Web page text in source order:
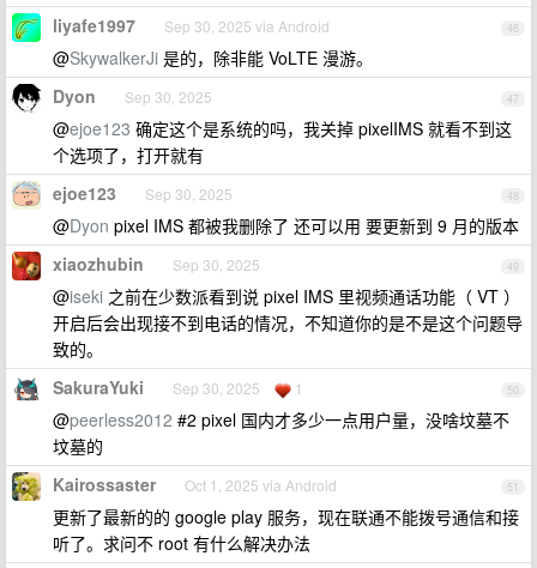
46
liyafe1997 Sep 30, 2025 via Android
@SkywalkerJi 是的，除非能 VoLTE 漫游。
47
Dyon Sep 30, 2025
@ejoe123 确定这个是系统的吗，我关掉 pixelIMS 就看不到这
个选项了，打开就有
48
ejoe123 Sep 30, 2025
@Dyon pixel IMS 都被我删除了 还可以用 要更新到 9 月的版本
49
xiaozhubin Sep 30, 2025
@iseki 之前在少数派看到说 pixel IMS 里视频通话功能（ VT ）
开启后会出现接不到电话的情况，不知道你的是不是这个问题导
致的。
50
SakuraYuki Sep 30, 2025 1
@peerless2012 #2 pixel 国内才多少一点用户量，没啥坟墓不
坟墓的
51
Kairossaster Oct 1, 2025 via Android
更新了最新的的 google play 服务，现在联通不能拨号通信和接
听了。求问不 root 有什么解决办法